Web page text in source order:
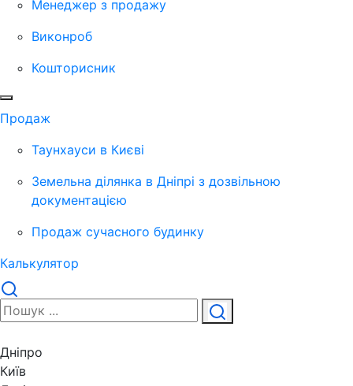
Менеджер з продажу
Виконроб
Кошторисник
Продаж
Таунхауси в Києві
Земельна ділянка в Дніпрі з дозвільною
документацією
Продаж сучасного будинку
Калькулятор
Дніпро
Київ